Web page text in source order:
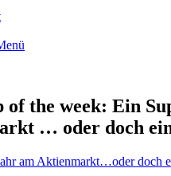
of the week: Ein
… oder doch